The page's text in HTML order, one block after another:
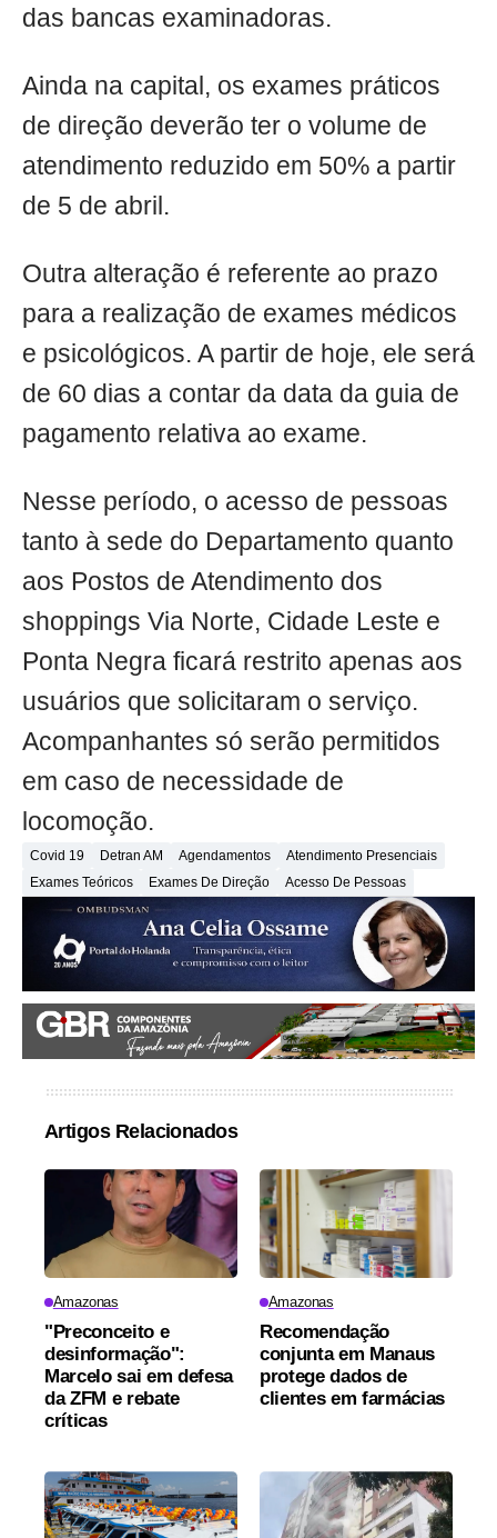
das bancas examinadoras.
Ainda na capital, os exames práticos
de direção deverão ter o volume de
atendimento reduzido em 50% a partir
de 5 de abril.
Outra alteração é referente ao prazo
para a realização de exames médicos
e psicológicos. A partir de hoje, ele será
de 60 dias a contar da data da guia de
pagamento relativa ao exame.
Nesse período, o acesso de pessoas
tanto à sede do Departamento quanto
aos Postos de Atendimento dos
shoppings Via Norte, Cidade Leste e
Ponta Negra ficará restrito apenas aos
usuários que solicitaram o serviço.
Acompanhantes só serão permitidos
em caso de necessidade de
locomoção.
Covid 19 Detran AM Agendamentos
Atendimento Presenciais
Exames Teóricos
Exames De Direção Acesso De Pessoas
Artigos Relacionados
Amazonas
"Preconceito e
desinformação":
Marcelo sai em defesa
da ZFM e rebate
críticas
Amazonas
Recomendação
conjunta em Manaus
protege dados de
clientes em farmácias